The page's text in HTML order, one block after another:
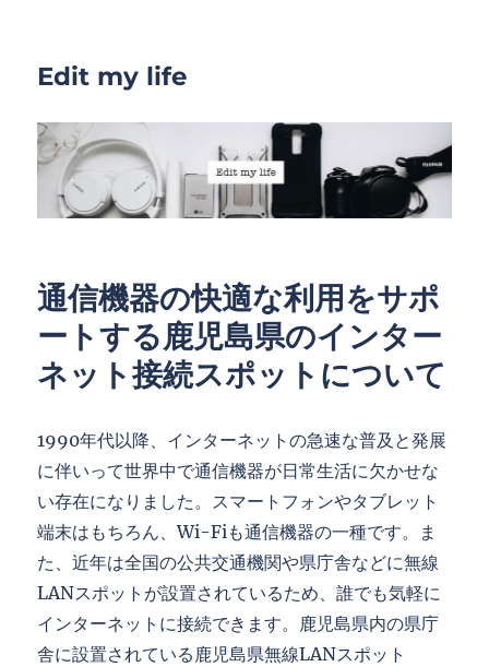
Edit my life
通信機器の快適な利用をサポ
ートする鹿児島県のインター
ネット接続スポットについて
1990年代以降、インターネットの急速な普及と発展
に伴いって世界中で通信機器が日常生活に欠かせな
い存在になりました。スマートフォンやタブレット
端末はもちろん、Wi-Fiも通信機器の一種です。ま
た、近年は全国の公共交通機関や県庁舎などに無線
LANスポットが設置されているため、誰でも気軽に
インターネットに接続できます。鹿児島県内の県庁
舎に設置されている鹿児島県無線LANスポット